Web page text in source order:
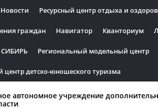
Новости Ресурсный центр отдыха и
граждан Навигатор Кванториум
Региональный модельный центр
центр детско-юношеского туризма
автономное учреждение